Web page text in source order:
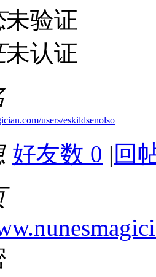
未验证
未认证
users/eskildsenolso
好友数 0 | 回